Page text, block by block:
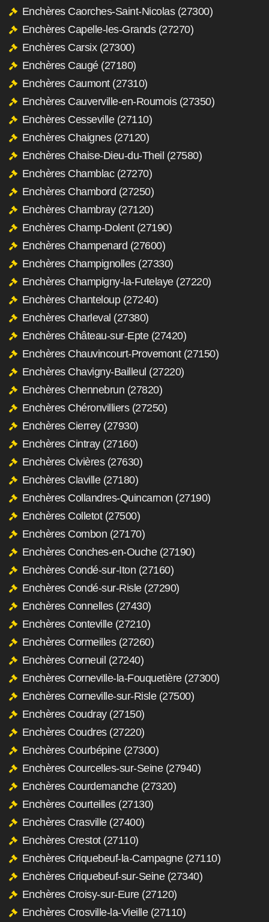
Enchères Caorches-Saint-Nicolas (27300)
Enchères Capelle-les-Grands (27270)
Enchères Carsix (27300)
Enchères Caugé (27180)
Enchères Caumont (27310)
Enchères Cauverville-en-Roumois (27350)
Enchères Cesseville (27110)
Enchères Chaignes (27120)
Enchères Chaise-Dieu-du-Theil (27580)
Enchères Chamblac (27270)
Enchères Chambord (27250)
Enchères Chambray (27120)
Enchères Champ-Dolent (27190)
Enchères Champenard (27600)
Enchères Champignolles (27330)
Enchères Champigny-la-Futelaye (27220)
Enchères Chanteloup (27240)
Enchères Charleval (27380)
Enchères Château-sur-Epte (27420)
Enchères Chauvincourt-Provemont (27150)
Enchères Chavigny-Bailleul (27220)
Enchères Chennebrun (27820)
Enchères Chéronvilliers (27250)
Enchères Cierrey (27930)
Enchères Cintray (27160)
Enchères Civières (27630)
Enchères Claville (27180)
Enchères Collandres-Quincarnon (27190)
Enchères Colletot (27500)
Enchères Combon (27170)
Enchères Conches-en-Ouche (27190)
Enchères Condé-sur-Iton (27160)
Enchères Condé-sur-Risle (27290)
Enchères Connelles (27430)
Enchères Conteville (27210)
Enchères Cormeilles (27260)
Enchères Corneuil (27240)
Enchères Corneville-la-Fouquetière (27300)
Enchères Corneville-sur-Risle (27500)
Enchères Coudray (27150)
Enchères Coudres (27220)
Enchères Courbépine (27300)
Enchères Courcelles-sur-Seine (27940)
Enchères Courdemanche (27320)
Enchères Courteilles (27130)
Enchères Crasville (27400)
Enchères Crestot (27110)
Enchères Criquebeuf-la-Campagne (27110)
Enchères Criquebeuf-sur-Seine (27340)
Enchères Croisy-sur-Eure (27120)
Enchères Crosville-la-Vieille (27110)